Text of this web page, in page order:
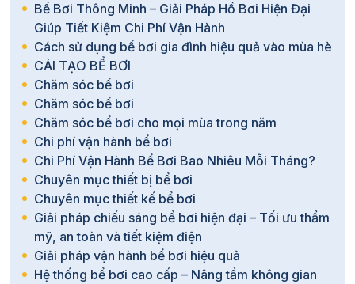
Bể Bơi Thông Minh – Giải Pháp Hồ Bơi Hiện Đại
Giúp Tiết Kiệm Chi Phí Vận Hành
Cách sử dụng bể bơi gia đình hiệu quả vào mùa hè
CẢI TẠO BỂ BƠI
Chăm sóc bể bơi
Chăm sóc bể bơi
Chăm sóc bể bơi cho mọi mùa trong năm
Chi phí vận hành bể bơi
Chi Phí Vận Hành Bể Bơi Bao Nhiêu Mỗi Tháng?
Chuyên mục thiết bị bể bơi
Chuyên mục thiết kế bể bơi
Giải pháp chiếu sáng bể bơi hiện đại – Tối ưu thẩm
mỹ, an toàn và tiết kiệm điện
Giải pháp vận hành bể bơi hiệu quả
Hệ thống bể bơi cao cấp – Nâng tầm không gian